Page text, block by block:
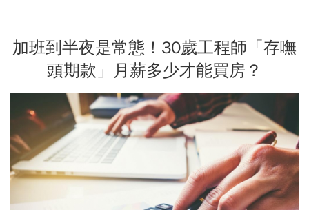
加班到半夜是常態！30歲工程師「存嘸
頭期款」月薪多少才能買房？